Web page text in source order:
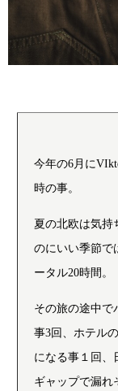
今年の6月に
時の事。
夏の北欧は気持
のにいい季節で
ータル20時間。
その旅の途中で
事3回、ホテル
になる事１回、
ギャップで漏れ